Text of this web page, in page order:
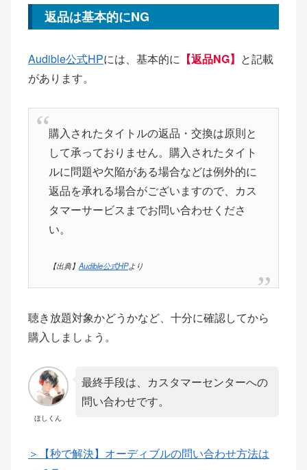
返品は基本的にNG
Audible公式HPには、基本的に 【返品NG】 と記載
があります。
購入されたタイトルの返品・交換は原則と
して承っておりません。購入されたタイト
ルに問題や欠陥がある場合などは例外的に
返品を承れる場合がございますので、カス
タマーサービスまでお問い合わせくださ
い。
【出典】 Audible公式HPより
聴き放題対象かどうかなど、十分に確認してから
購入しましょう。
ほしくん
最終手段は、カスタマーセンターへの
問い合わせです。
＞【秒で解決】オーディブルの問い合わせ方法は